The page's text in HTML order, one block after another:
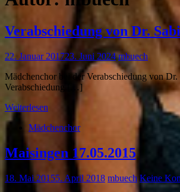
Verabschiedung von Dr.
22. Januar 201723. Juni 2024 mbuech
Mädchenchor bei der Verabschiedung von
Verabschiedung […]
Weiterlesen
Mädchenchor
Maisingen 17.05.2015
18. Mai 20155. April 2018 mbuech Keine